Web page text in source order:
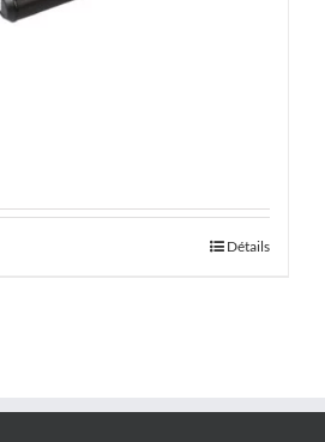
Détails